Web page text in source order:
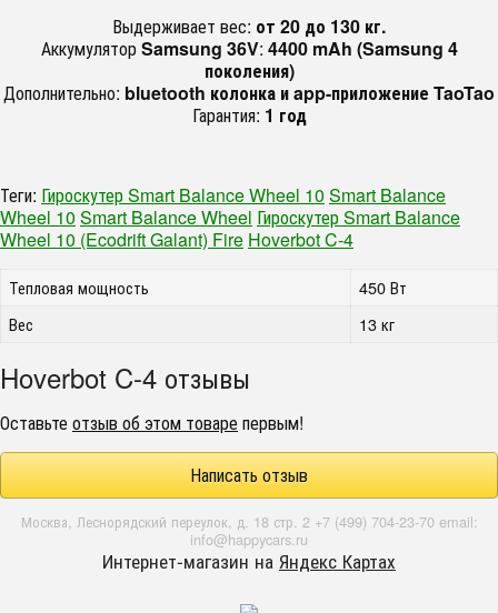
Выдерживает вес: от 20 до 130 кг.
АккумуляторSamsung 36V: 4400 mAh (Samsung 4
поколения)
Дополнительно: bluetooth колонка и app-приложение TaoTao
Гарантия: 1 год
Теги: Гироскутер Smart Balance Wheel 10 Smart Balance
Wheel 10 Smart Balance Wheel Гироскутер Smart Balance
Wheel 10 (Ecodrift Galant) Fire Hoverbot C-4
Тепловая мощность
450 Вт
Вес
13 кг
Hoverbot C-4 отзывы
Оставьтеотзыв об этом товарепервым!
Написать отзыв
Москва, Леснорядский переулок, д. 18 стр. 2 +7 (499) 704-23-70 email:
info@happycars.ru
Интернет-магазин на Яндекс Картах